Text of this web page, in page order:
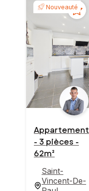
Nouveauté
Appartement
- 3 pièces -
62m²
Saint-
Vincent-De-